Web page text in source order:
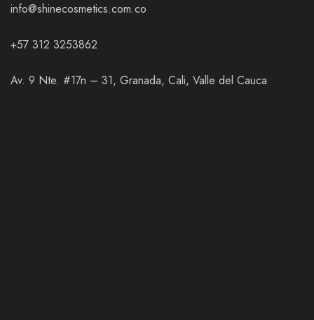
info@shinecosmetics.com.co
+57 312 3253862
Av. 9 Nte. #17n – 31, Granada, Cali, Valle del Cauca